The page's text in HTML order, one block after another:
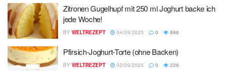
Zitronen Gugelhupf mit 250 ml Joghurt backe ich
jede Woche!
BY WELTREZEPT 04/09/2025 0 896
Pfirsich-Joghurt-Torte (ohne Backen)
BY WELTREZEPT 02/09/2025 0 226